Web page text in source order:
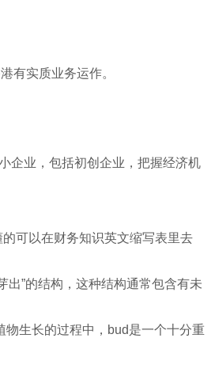
有实质业务运作。
企业，包括初创企业，把握经济机
可以在财务知识英文缩写表里去
”的结构，这种结构通常包含有未
物生长的过程中，bud是一个十分重